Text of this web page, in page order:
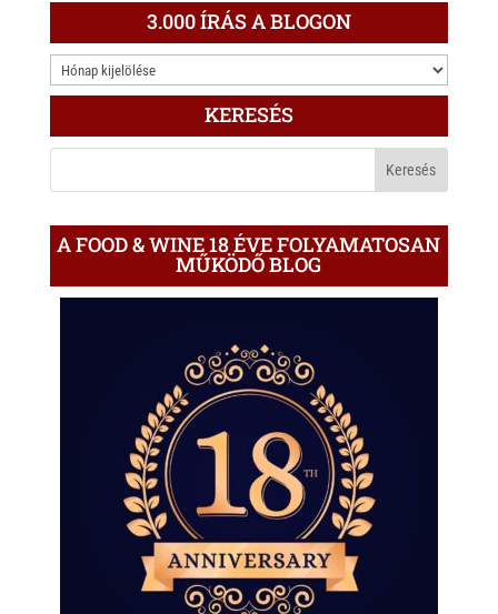
3.000 ÍRÁS A BLOGON
3.000
ÍRÁS
KERESÉS
A FOOD & WINE 18 ÉVE FOLYAMATOSAN
MŰKÖDŐ BLOG